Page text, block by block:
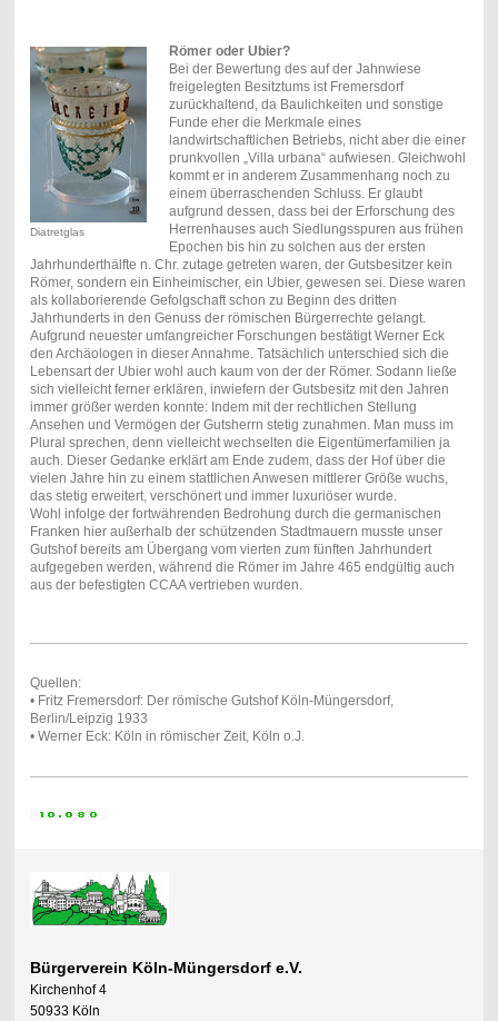
Diatretglas
Römer oder Ubier?
Bei der Bewertung des auf der Jahnwiese
freigelegten Besitztums ist Fremersdorf
zurückhaltend, da Baulichkeiten und sonstige
Funde eher die Merkmale eines
landwirtschaftlichen Betriebs, nicht aber die einer
prunkvollen „Villa urbana“ aufwiesen. Gleichwohl
kommt er in anderem Zusammenhang noch zu
einem überraschenden Schluss. Er glaubt
aufgrund dessen, dass bei der Erforschung des
Herrenhauses auch Siedlungsspuren aus frühen
Epochen bis hin zu solchen aus der ersten
Jahrhunderthälfte n. Chr. zutage getreten waren, der Gutsbesitzer kein
Römer, sondern ein Einheimischer, ein Ubier, gewesen sei. Diese waren
als kollaborierende Gefolgschaft schon zu Beginn des dritten
Jahrhunderts in den Genuss der römischen Bürgerrechte gelangt.
Aufgrund neuester umfangreicher Forschungen bestätigt Werner Eck
den Archäologen in dieser Annahme. Tatsächlich unterschied sich die
Lebensart der Ubier wohl auch kaum von der der Römer. Sodann ließe
sich vielleicht ferner erklären, inwiefern der Gutsbesitz mit den Jahren
immer größer werden konnte: Indem mit der rechtlichen Stellung
Ansehen und Vermögen der Gutsherrn stetig zunahmen. Man muss im
Plural sprechen, denn vielleicht wechselten die Eigentümerfamilien ja
auch. Dieser Gedanke erklärt am Ende zudem, dass der Hof über die
vielen Jahre hin zu einem stattlichen Anwesen mittlerer Größe wuchs,
das stetig erweitert, verschönert und immer luxuriöser wurde.
Wohl infolge der fortwährenden Bedrohung durch die germanischen
Franken hier außerhalb der schützenden Stadtmauern musste unser
Gutshof bereits am Übergang vom vierten zum fünften Jahrhundert
aufgegeben werden, während die Römer im Jahre 465 endgültig auch
aus der befestigten CCAA vertrieben wurden.
Quellen:
• Fritz Fremersdorf: Der römische Gutshof Köln-Müngersdorf,
Berlin/Leipzig 1933
• Werner Eck: Köln in römischer Zeit, Köln o.J.
Bürgerverein Köln-Müngersdorf e.V.
Kirchenhof 4
50933 Köln